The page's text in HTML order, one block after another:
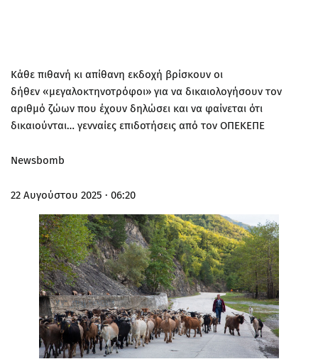
Κάθε πιθανή κι απίθανη εκδοχή βρίσκουν οι
δήθεν «μεγαλοκτηνοτρόφοι» για να δικαιολογήσουν τον
αριθμό ζώων που έχουν δηλώσει και να φαίνεται ότι
δικαιούνται… γενναίες επιδοτήσεις από τον ΟΠΕΚΕΠΕ
Newsbomb
22 Αυγούστου 2025 · 06:20